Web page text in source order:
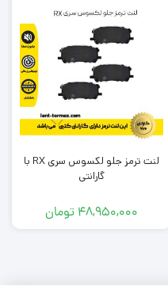
به دیسک چرخ خودرو من
و زیاد از تزمز استفاده می
نیاید؟
است یا خارجی؟
لنت ترمز جلو لکسوس سری RX با
گارانتی
48,950,000 تومان